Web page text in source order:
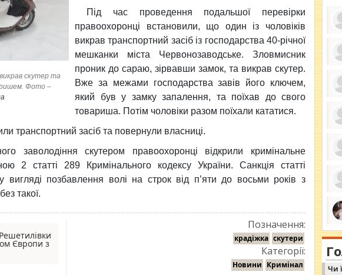
скутер та
Фото –
Під час проведення подальшої перевірки
правоохоронці встановили, що один із чоловіків
викрав транспортний засіб із господарства 40-річної
мешканки міста Червонозаводське. Зловмисник
проник до сараю, зірвавши замок, та викрав скутер.
Вже за межами господарства завів його ключем,
який був у замку запалення, та поїхав до свого
товариша. Потім чоловіки разом поїхали кататися.
транспортний засіб та повернули власниці.
заволодіння скутером правоохоронці відкрили кримінальне
2 статті 289 Кримінального кодексу України. Санкція статті
вигляді позбавлення волі на строк від п’яти до восьми років з
такої.
Європи з
Позначення:
крадіжка скутери
Категорії:
Новини Кримінал
за
ми
in
Чи